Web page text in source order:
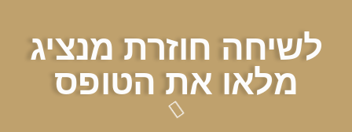
לשיחה חוזרת מנציג
מלאו את הטופס